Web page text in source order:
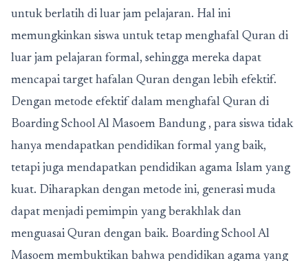
untuk berlatih di luar jam pelajaran. Hal ini
memungkinkan siswa untuk tetap menghafal Quran di
luar jam pelajaran formal, sehingga mereka dapat
mencapai target hafalan Quran dengan lebih efektif.
Dengan metode efektif dalam menghafal Quran di
Boarding School Al Masoem Bandung , para siswa tidak
hanya mendapatkan pendidikan formal yang baik,
tetapi juga mendapatkan pendidikan agama Islam yang
kuat. Diharapkan dengan metode ini, generasi muda
dapat menjadi pemimpin yang berakhlak dan
menguasai Quran dengan baik. Boarding School Al
Masoem membuktikan bahwa pendidikan agama yang